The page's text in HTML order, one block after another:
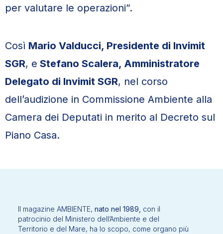
per valutare le operazioni”.
Così Mario Valducci, Presidente di Invimit
SGR, e Stefano Scalera, Amministratore
Delegato di Invimit SGR, nel corso
dell’audizione in Commissione Ambiente alla
Camera dei Deputati in merito al Decreto sul
Piano Casa.
Il magazine AMBIENTE, nato nel 1989, con il
patrocinio del Ministero dell’Ambiente e del
Territorio e del Mare, ha lo scopo, come organo più